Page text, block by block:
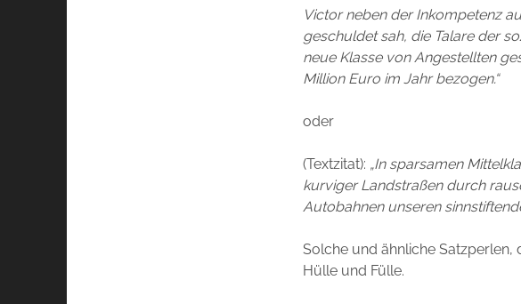
Victor neben der Inkompetenz
geschuldet sah, die Talare der
neue Klasse von Angestellten
Million Euro im Jahr bezogen.“
oder
(Textzitat): „In sparsamen
kurviger Landstraßen durch
Autobahnen unseren
Solche und ähnliche Satzperlen,
Hülle und Fülle.